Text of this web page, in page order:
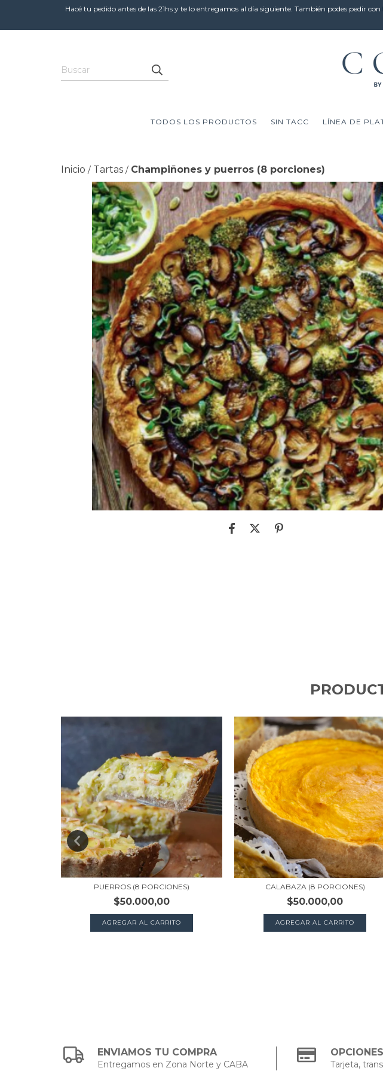
Hacé tu pedido antes de las 21hs y te lo entregamos al día siguiente. También podes pedir
TODOS LOS PRODUCTOS SIN TACC LÍNEA DE
Inicio / Tartas / Champiñones y puerros (8 porciones)
PUERROS (8 PORCIONES)
$50.000,00
AGREGAR AL CARRITO
CALABAZA (8 PORCIONES)
$50.000,00
AGREGAR AL CARRITO
ENVIAMOS TU COMPRA
Entregamos en Zona Norte y CABA Tarjeta,